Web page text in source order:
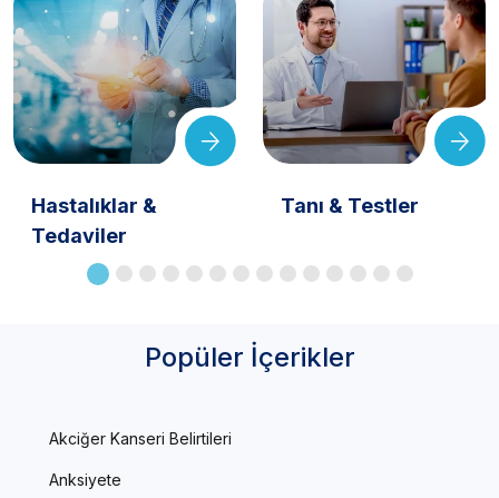
Hastalıklar &
Tedaviler
Tanı & Testler
Popüler İçerikler
Akciğer Kanseri Belirtileri
Anksiyete